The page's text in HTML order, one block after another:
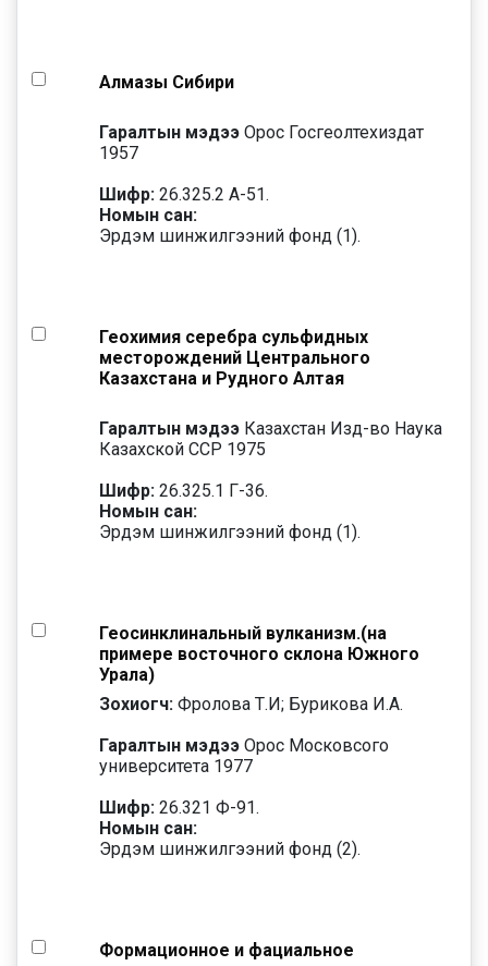
Алмазы Сибири
Гаралтын мэдээ Орос Госгеолтехиздат
1957
Шифр: 26.325.2 А-51.
Номын сан:
Эрдэм шинжилгээний фонд (1).
Геохимия серебра сульфидных
месторождений Центрального
Казахстана и Рудного Алтая
Гаралтын мэдээ Казахстан Изд-во Наука
Казахской ССР 1975
Шифр: 26.325.1 Г-36.
Номын сан:
Эрдэм шинжилгээний фонд (1).
Геосинклинальный вулканизм.(на
примере восточного склона Южного
Урала)
Зохиогч: Фролова Т.И; Бурикова И.А.
Гаралтын мэдээ Орос Московсого
университета 1977
Шифр: 26.321 Ф-91.
Номын сан:
Эрдэм шинжилгээний фонд (2).
Формационное и фациальное